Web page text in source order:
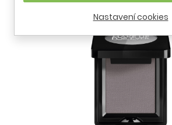
Nastavení cookies